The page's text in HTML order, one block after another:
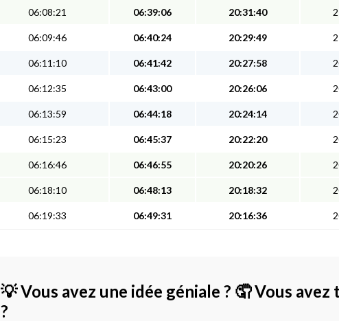
06:08:21 06:39:06 20:31:40
06:09:46 06:40:24 20:29:49
06:11:10 06:41:42 20:27:58
06:12:35 06:43:00 20:26:06
06:13:59 06:44:18 20:24:14
06:15:23 06:45:37 20:22:20
06:16:46 06:46:55 20:20:26
06:18:10 06:48:13 20:18:32
06:19:33 06:49:31 20:16:36
💡 Vous avez une idée géniale ? 🤦 Vous
?